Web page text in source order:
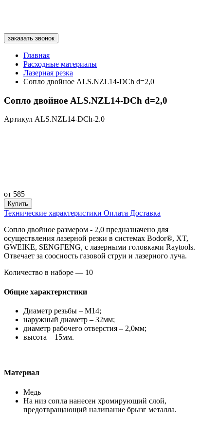
заказать звонок
Главная
Расходные материалы
Лазерная резка
Сопло двойное ALS.NZL14-DCh d=2,0
Сопло двойное ALS.NZL14-DCh d=2,0
Артикул ALS.NZL14-DCh-2.0
от 585
Купить
Технические характеристики Оплата Доставка
Сопло двойное размером - 2,0 предназначено для
осуществления лазерной резки в системах Bodor®, XT,
GWEIKE, SENGFENG, с лазерными головками Raytools.
Отвечает за соосность газовой струи и лазерного луча.
Количество в наборе — 10
Общие характеристики
Диаметр резьбы – М14;
наружный диаметр – 32мм;
диаметр рабочего отверстия – 2,0мм;
высота – 15мм.
Материал
Медь
На низ сопла нанесен хромирующий слой,
предотвращающий налипание брызг металла.